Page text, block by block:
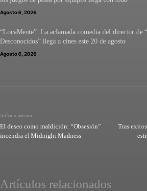
Agosto 6, 2026
“LocaMente”: La aclamada comedia del director de
Desconocidos” llega a cines este 20 de agosto
Agosto 6, 2026
Artículo anterior
El deseo como maldición: “Obsesión”
incendia el Midnight Madness
Tras
Artículos relacionados